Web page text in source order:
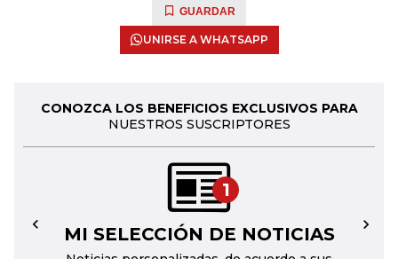
GUARDAR
UNIRSE A WHATSAPP
CONOZCA LOS BENEFICIOS EXCLUSIVOS PARA
NUESTROS SUSCRIPTORES
1
MI SELECCIÓN DE NOTICIAS
← →